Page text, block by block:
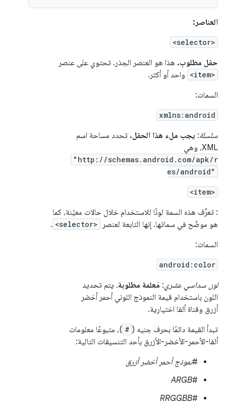
العناصر:
<selector>
حقل مطلوب. هذا هو العنصر الجذر. تحتوي على عنصر
<item> واحد أو أكثر.
السمات:
xmlns:android
سلسلة: يجب ملء هذا الحقل. تحدد مساحة اسم
XML، وهي
"http://schemas.android.com/apk/r
es/android"
<item>
: تعرِّف هذه السمة لونًا للاستخدام خلال حالات معيّنة، كما
هو موضّح في سماتها. إنها التابعة لعنصر
<selector>
.
السمات:
android:color
لون سداسي عشري: مَعلمة مطلوبة. يتم تحديد
اللون باستخدام قيمة النموذج اللوني أحمر أخضر
أزرق وقناة ألفا اختيارية.
تبدأ القيمة دائمًا بحرف جنيه ( # )، متبوعًا معلومات
ألفا-الأحمر-الأخضر-الأزرق بأحد التنسيقات التالية:
#نموذج أحمر أخضر أزرق
#
ARGB
#
RRGGBB